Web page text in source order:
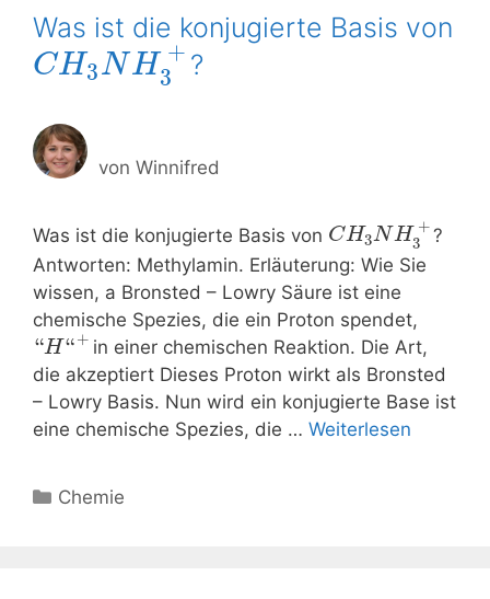
Was ist die konjugierte Basis von
CH3NH +
3
?
von Winnifred
Was ist die konjugierte Basis von CH3NH +
3
?
Antworten: Methylamin. Erläuterung: Wie Sie
wissen, a Bronsted – Lowry Säure ist eine
chemische Spezies, die ein Proton spendet,
“H“+ in einer chemischen Reaktion. Die Art,
die akzeptiert Dieses Proton wirkt als Bronsted
– Lowry Basis. Nun wird ein konjugierte Base ist
eine chemische Spezies, die … Weiterlesen
Kategorien
Chemie